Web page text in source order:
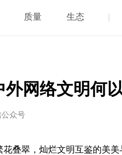
质量 生态 |
网络文明何
公众号
叠翠，灿烂文明互鉴的美